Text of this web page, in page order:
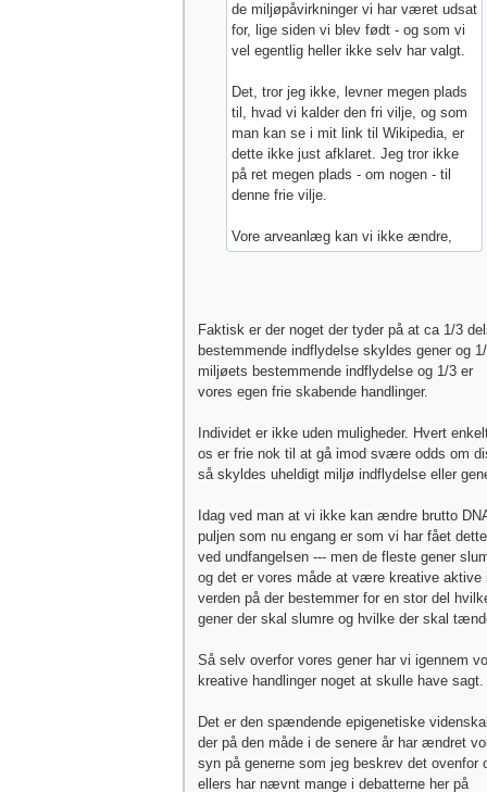
de miljøpåvirkninger vi har været udsat
for, lige siden vi blev født - og som vi
vel egentlig heller ikke selv har valgt.
Det, tror jeg ikke, levner megen plads
til, hvad vi kalder den fri vilje, og som
man kan se i mit link til Wikipedia, er
dette ikke just afklaret. Jeg tror ikke
på ret megen plads - om nogen - til
denne frie vilje.
Vore arveanlæg kan vi ikke ændre,
Faktisk er der noget der tyder på at ca 1/3
bestemmende indflydelse skyldes gener og
miljøets bestemmende indflydelse og 1/3 er
vores egen frie skabende handlinger.
Individet er ikke uden muligheder. Hvert
os er frie nok til at gå imod svære odds om
så skyldes uheldigt miljø indflydelse eller
Idag ved man at vi ikke kan ændre brutto
puljen som nu engang er som vi har fået dette
ved undfangelsen --- men de fleste gener
og det er vores måde at være kreative aktive
verden på der bestemmer for en stor del
gener der skal slumre og hvilke der skal
Så selv overfor vores gener har vi igennem
kreative handlinger noget at skulle have sagt.
Det er den spændende epigenetiske
der på den måde i de senere år har ændret
syn på generne som jeg beskrev det ovenfor
ellers har nævnt mange i debatterne her på